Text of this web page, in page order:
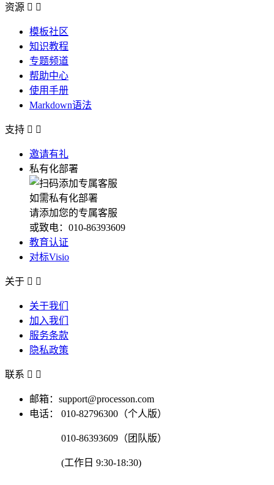
资源  
模板社区
知识教程
专题频道
帮助中心
使用手册
Markdown语法
支持  
邀请有礼
私有化部署
如需私有化部署
请添加您的专属客服
或致电：010-86393609
教育认证
对标Visio
关于  
关于我们
加入我们
服务条款
隐私政策
联系  
邮箱：support@processon.com
电话：
010-82796300（个人版）
010-86393609（团队版）
(工作日 9:30-18:30)